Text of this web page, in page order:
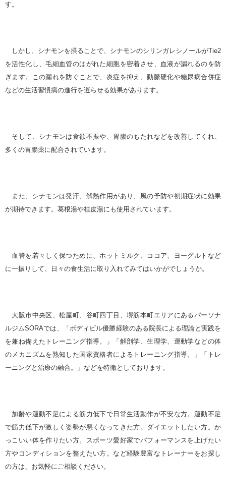
す。
しかし、シナモンを摂ることで、シナモンのシリンガレシノールがTie2
を活性化し、毛細血管のはがれた細胞を密着させ、血液が漏れるのを防
ぎます。この漏れを防ぐことで、炎症を抑え、動脈硬化や糖尿病合併症
などの生活習慣病の進行を遅らせる効果があります。
そして、シナモンは食欲不振や、胃腸のもたれなどを改善してくれ、
多くの胃腸薬に配合されています。
また、シナモンは発汗、解熱作用があり、風の予防や初期症状に効果
が期待できます。葛根湯や桂皮湯にも使用されています。
血管を若々しく保つために、ホットミルク、ココア、ヨーグルトなど
に一振りして、日々の食生活に取り入れてみてはいかがでしょうか。
大阪市中央区、松屋町、谷町四丁目、堺筋本町エリアにあるパーソナ
ルジムSORAでは、「ボディビル優勝経験のある院長による理論と実践を
を兼ね備えたトレーニング指導。」「解剖学、生理学、運動学などの体
のメカニズムを熟知した国家資格者によるトレーニング指導。」「トレ
ーニングと治療の融合。」などを特徴としております。
加齢や運動不足による筋力低下で日常生活動作が不安な方。 運動不足
で筋力低下が激しく姿勢が悪くなってきた方。ダイエットしたい方。か
っこいい体を作りたい方。スポーツ愛好家でパフォーマンスを上げたい
方やコンディションを整えたい方。など経験豊富なトレーナーをお探し
の方は、お気軽にご相談ください。